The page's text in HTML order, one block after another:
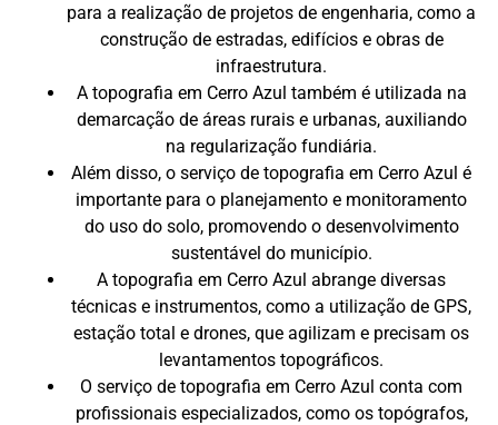
para a realização de projetos de engenharia, como a
construção de estradas, edifícios e obras de
infraestrutura.
A topografia em Cerro Azul também é utilizada na
demarcação de áreas rurais e urbanas, auxiliando
na regularização fundiária.
Além disso, o serviço de topografia em Cerro Azul é
importante para o planejamento e monitoramento
do uso do solo, promovendo o desenvolvimento
sustentável do município.
A topografia em Cerro Azul abrange diversas
técnicas e instrumentos, como a utilização de GPS,
estação total e drones, que agilizam e precisam os
levantamentos topográficos.
O serviço de topografia em Cerro Azul conta com
profissionais especializados, como os topógrafos,